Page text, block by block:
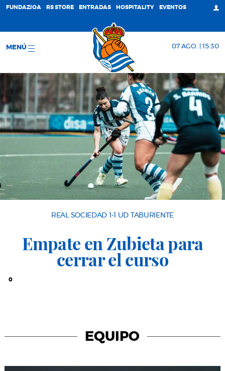
FUNDAZIOA RS STORE ENTRADAS HOSPITALITY EVENTOS
MENÚ 07 AGO. | 15:30
REAL SOCIEDAD 1-1 UD TABURIENTE
Empate en Zubieta para
cerrar el curso
0
EQUIPO